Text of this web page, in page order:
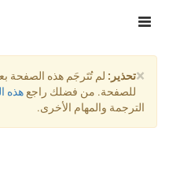
×تحذير: لم تُتَرجَم هذه الصفحة
للصفحة. من فضلك راجع هذه
الترجمة والمهام الأخرى.